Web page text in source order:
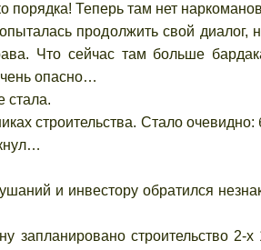
порядка! Теперь там нет
продолжить свой диалог,
Что сейчас там больше
опасно…
стала.
строительства. Стало очевидно:
и инвестору обратился
строительство 2-х